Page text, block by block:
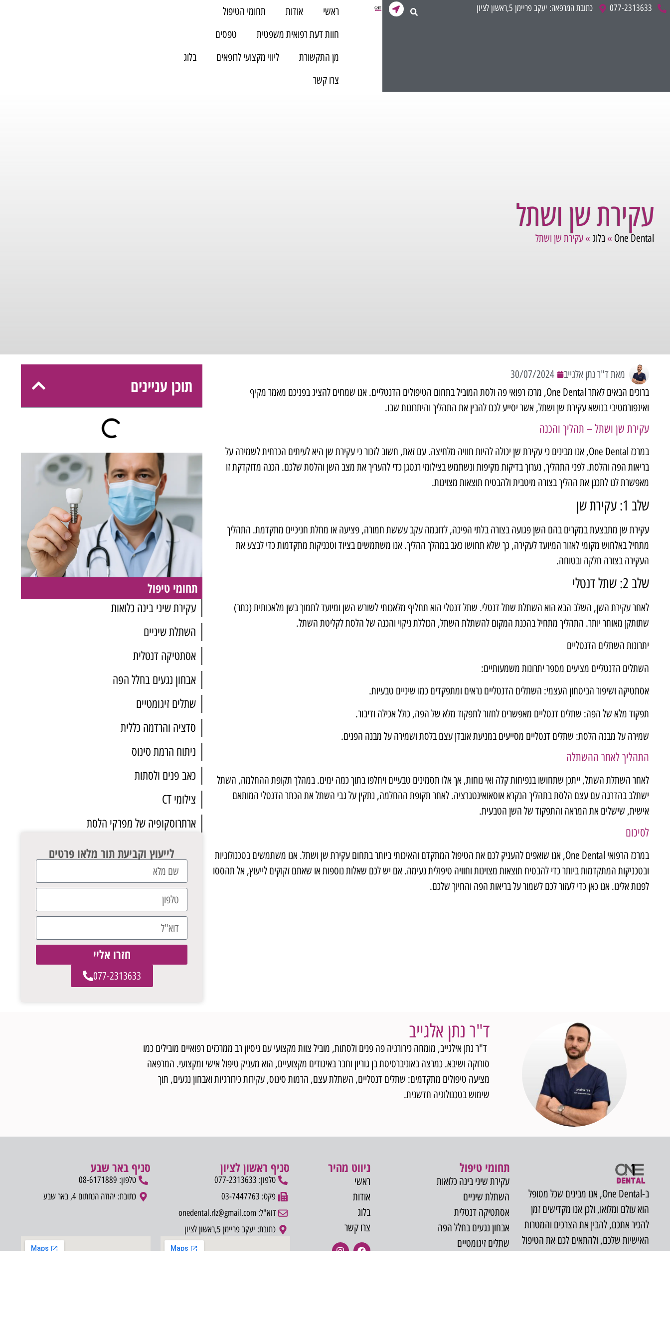
לתוכן 077-2313633 כתובת המרפאה: יעקב פריימן 5,ראשון לציון ראשי אודות
תחומי הטיפול
חוות דעת רפואית משפטית
טפסים
מן התקשורת
ליווי מקצועי לרופאים
בלוג
צרו קשר
עקירת שן ושתל
One Dental
» בלוג » עקירת שן ושתל
מאת ד"ר נתן אלגייב
30/07/2024
ברוכים הבאים לאתר One Dental, מרכז רפואי פה ולסת המוביל בתחום הטיפולים הדנטליים. אנו שמחים להציג בפניכם מאמר מקיף
ואינפורמטיבי בנושא עקירת שן ושתל, אשר יסייע לכם להבין את התהליך והיתרונות שבו.
עקירת שן ושתל – תהליך והכנה
במרכז One Dental, אנו מבינים כי עקירת שן יכולה להיות חוויה מלחיצה. עם זאת, חשוב לזכור כי עקירת שן היא לעיתים הכרחית לשמירה על
בריאות הפה והלסת. לפני התהליך, נערוך בדיקות מקיפות ונשתמש בצילומי רנטגן כדי להעריך את מצב השן והלסת שלכם. הכנה מדוקדקת זו
מאפשרת לנו לתכנן את ההליך בצורה מיטבית ולהבטיח תוצאות מצוינות.
שלב 1: עקירת שן
עקירת שן מתבצעת במקרים בהם השן פגועה בצורה בלתי הפיכה, לדוגמה עקב עששת חמורה, פציעה או מחלת חניכיים מתקדמת. התהליך
מתחיל באלחוש מקומי לאזור המיועד לעקירה, כך שלא תחושו כאב במהלך ההליך. אנו משתמשים בציוד וטכניקות מתקדמות כדי לבצע את
העקירה בצורה חלקה ובטוחה.
שלב 2: שתל דנטלי
לאחר עקירת השן, השלב הבא הוא השתלת שתל דנטלי. שתל דנטלי הוא תחליף מלאכותי לשורש השן ומיועד לתמוך בשן מלאכותית (כתר)
שתותקן מאוחר יותר. התהליך מתחיל בהכנת המקום להשתלת השתל, הכוללת ניקוי והכנה של הלסת לקליטת השתל.
יתרונות השתלים הדנטליים
השתלים הדנטליים מציעים מספר יתרונות משמעותיים:
אסתטיקה ושיפור הביטחון העצמי: השתלים הדנטליים נראים ומתפקדים כמו שיניים טבעיות.
תפקוד מלא של הפה: שתלים דנטליים מאפשרים לחזור לתפקוד מלא של הפה, כולל אכילה ודיבור.
שמירה על מבנה הלסת: שתלים דנטליים מסייעים במניעת אובדן עצם בלסת ושמירה על מבנה הפנים.
התהליך לאחר ההשתלה
לאחר השתלת השתל, ייתכן שתחושו בנפיחות קלה ואי נוחות, אך אלו תסמינים טבעיים ויחלפו בתוך כמה ימים. במהלך תקופת ההחלמה, השתל
ישתלב בהדרגה עם עצם הלסת בתהליך הנקרא אוסאואינטגרציה. לאחר תקופת ההחלמה, נתקין על גבי השתל את הכתר הדנטלי המותאם
אישית, שישלים את המראה והתפקוד של השן הטבעית.
לסיכום
במרכז הרפואי One Dental, אנו שואפים להעניק לכם את הטיפול המתקדם והאיכותי ביותר בתחום עקירת שן ושתל. אנו משתמשים בטכנולוגיות
ובטכניקות המתקדמות ביותר כדי להבטיח תוצאות מצוינות וחוויה טיפולית נעימה. אם יש לכם שאלות נוספות או שאתם זקוקים לייעוץ, אל תהססו
לפנות אלינו. אנו כאן כדי לעזור לכם לשמור על בריאות הפה והחיוך שלכם.
תוכן עניינים
תחומי טיפול
עקירת שיני בינה כלואות
השתלת שיניים
אסתטיקה דנטלית
אבחון נגעים בחלל הפה
שתלים זיגומטיים
סדציה והרדמה כללית
ניתוח הרמת סינוס
כאב פנים ולסתות
צילומי CT
ארתרוסקופיה של מפרקי הלסת
לייעוץ וקביעת תור מלאו פרטים
חזרו אליי
077-2313633
ד"ר נתן אלגייב
ד"ר נתן אילגייב, מומחה כירורגיה פה פנים ולסתות, מוביל צוות מקצועי עם ניסיון רב ממרכזים רפואיים מובילים כמו
סורוקה ושיבא. כמרצה באוניברסיטת בן גוריון וחבר באיגודים מקצועיים, הוא מעניק טיפול אישי ומקצועי. המרפאה
מציעה טיפולים מתקדמים: שתלים דנטליים, השתלת עצם, הרמות סינוס, עקירות כירורגיות ואבחון נגעים, תוך
שימוש בטכנולוגיה חדשנית.
ב-One Dental, אנו מבינים שכל מטופל
הוא עולם ומלואו, ולכן אנו מקדישים זמן
להכיר אתכם, להבין את הצרכים והמטרות
האישיות שלכם, ולהתאים לכם את הטיפול
תחומי טיפול
עקירת שיני בינה כלואות
השתלת שיניים
אסתטיקה דנטלית
אבחון נגעים בחלל הפה
שתלים זיגומטיים
ניווט מהיר
ראשי
אודות
בלוג
צרו קשר
סניף ראשון לציון
טלפון: 077-2313633
פקס: 03-7447763
דוא"ל: onedental.rlz@gmail.com
כתובת: יעקב פריימן 5,ראשון לציון
סניף באר שבע
טלפון: 08-6171889
כתובת: יהודה הנחתום 4, באר שבע